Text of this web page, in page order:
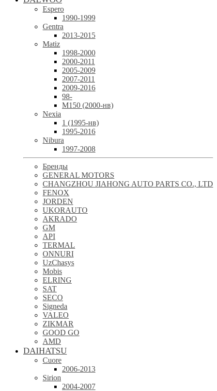
Espero
1990-1999
Gentra
2013-2015
Matiz
1998-2000
2000-2011
2005-2009
2007-2011
2009-2016
98-
М150 (2000-нв)
Nexia
1 (1995-нв)
1995-2016
Nibura
1997-2008
Бренды
GENERAL MOTORS
CHANGZHOU JIAHONG AUTO PARTS CO., LTD
FENOX
JORDEN
UKORAUTO
AKRADO
GM
API
TERMAL
ONNURI
UzChasys
Mobis
ELRING
SAT
SECO
Signeda
VALEO
ZIKMAR
GOOD GO
AMD
DAIHATSU
Cuore
2006-2013
Sirion
2004-2007